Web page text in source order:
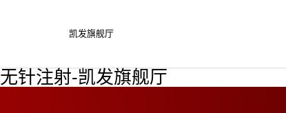
无针注射-凯发旗舰厅
凯发旗舰厅